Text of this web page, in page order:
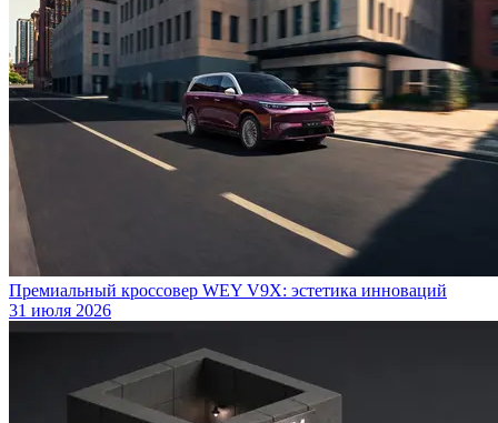
Премиальный кроссовер WEY V9X: эстетика инноваций
31 июля 2026